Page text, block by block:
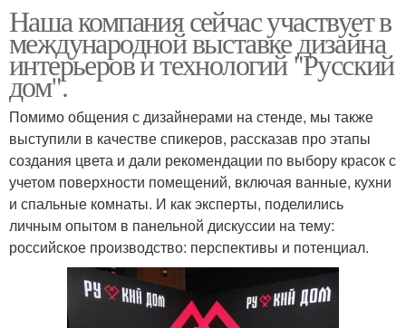
Наша компания сейчас участвует в
международной выставке дизайна
интерьеров и технологий "Русский
дом".
Помимо общения с дизайнерами на стенде, мы также
выступили в качестве спикеров, рассказав про этапы
создания цвета и дали рекомендации по выбору красок с
учетом поверхности помещений, включая ванные, кухни
и спальные комнаты. И как эксперты, поделились
личным опытом в панельной дискуссии на тему:
российское производство: перспективы и потенциал.